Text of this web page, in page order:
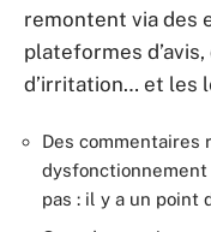
remontent via des
plateformes
d’irritation… et les
Des commentaires
dysfonctionnement
pas : il y a un point